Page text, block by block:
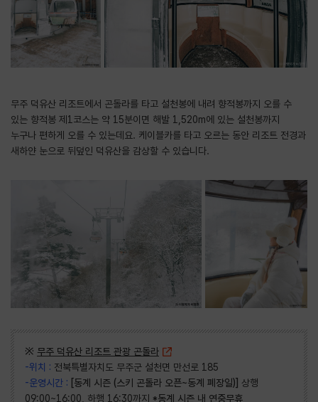
무주 덕유산 리조트에서 곤돌라를 타고 설천봉에 내려 향적봉까지 오를 수
있는 향적봉 제1코스는 약 15분이면 해발 1,520m에 있는 설천봉까지
누구나 편하게 오를 수 있는데요. 케이블카를 타고 오르는 동안 리조트 전경과
새하얀 눈으로 뒤덮인 덕유산을 감상할 수 있습니다.
※ 무주 덕유산 리조트 관광 곤돌라
-위치 : 전북특별자치도 무주군 설천면 만선로 185
-운영시간 :
[동계 시즌 (스키 곤돌라 오픈~동계 폐장일)] 상행
09:00~16:00, 하행 16:30까지 *동계 시즌 내 연중무휴